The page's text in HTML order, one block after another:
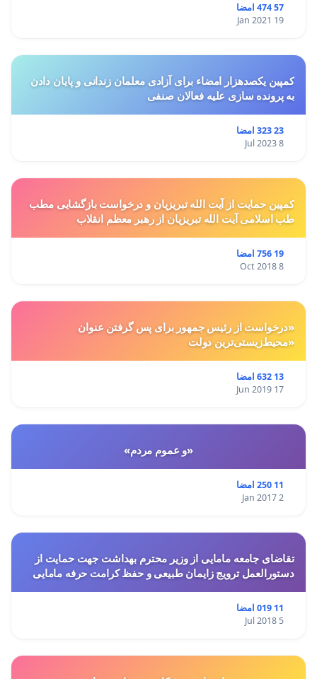
57 474 امضا
19 Jan 2021
کمپین یکصدهزار امضاء برای آزادی معلمان زندانی و پایان دادن
به پرونده سازی علیه فعالان صنفی
23 323 امضا
8 Jul 2023
کمپین حمایت از آیت الله تبریزیان و درخواست بازگشایی مطب
طب اسلامی آیت الله تبریزیان از رهبر معظم انقلاب
19 756 امضا
8 Oct 2018
«درخواست از رئیس جمهور برای پس گرفتن عنوان
«محیط‌زیستی‌ترین دولت
13 632 امضا
17 Jun 2019
«و عموم مردم»
11 250 امضا
2 Jan 2017
تقاضای جامعه مامایی از وزیر محترم بهداشت جهت حمایت از
دستورالعمل ترویج زایمان طبیعی و حفظ کرامت حرفه مامایی
11 019 امضا
5 Jul 2018